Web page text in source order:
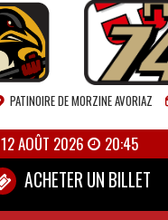
PATINOIRE DE MORZINE AVORIAZ
12 AOÛT 2026 20:45
ACHETER UN BILLET